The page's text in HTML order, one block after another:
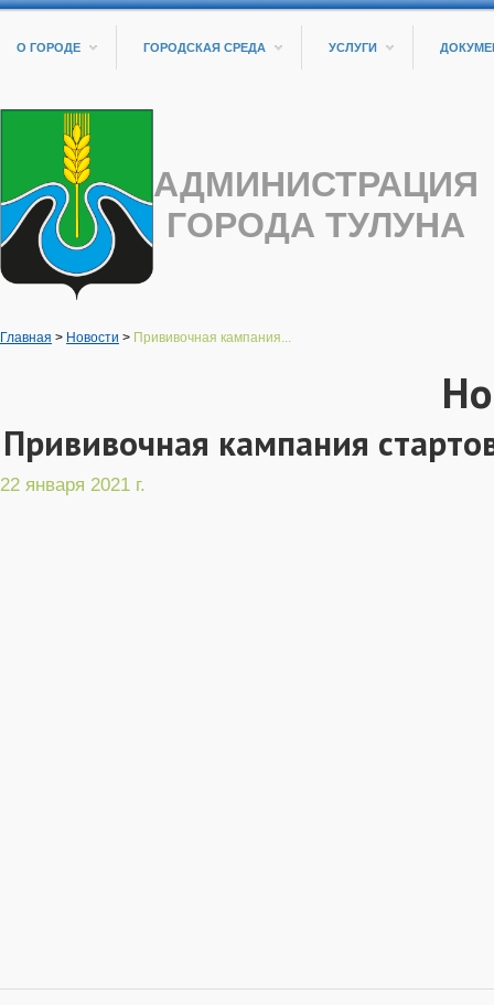
О ГОРОДЕ ГОРОДСКАЯ СРЕДА УСЛУГИ
АДМИНИСТРАЦИЯ
ГОРОДА ТУЛУНА
Главная > Новости > Прививочная кампания...
Прививочная кампания
22 января 2021 г.